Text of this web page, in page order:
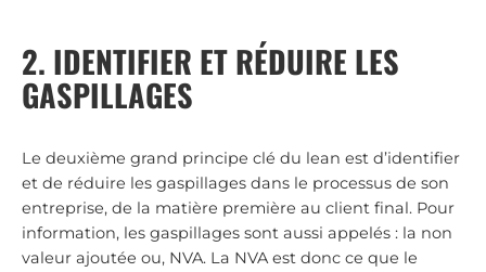
2. IDENTIFIER ET RÉDUIRE LES
GASPILLAGES
Le deuxième grand principe clé du lean est d’identifier
et de réduire les gaspillages dans le processus de son
entreprise, de la matière première au client final. Pour
information, les gaspillages sont aussi appelés : la non
valeur ajoutée ou, NVA. La NVA est donc ce que le